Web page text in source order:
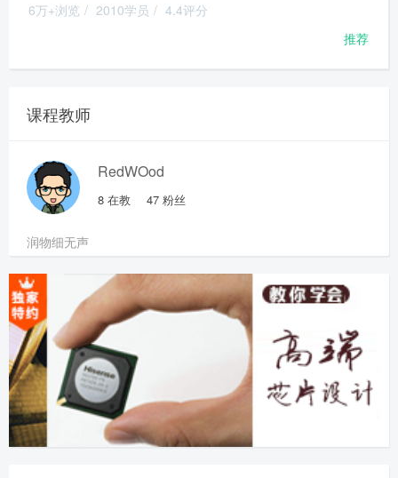
6万+浏览 / 2010学员 / 4.4评分
推荐
课程教师
RedWOod
8 在教 47 粉丝
润物细无声